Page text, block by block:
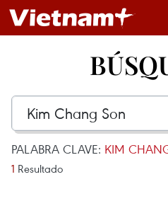
PALABRA CLAVE: KIM
1 Resultado